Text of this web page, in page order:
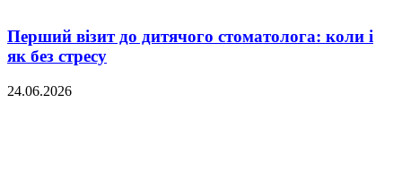
Перший візит до дитячого стоматолога: коли і
як без стресу
24.06.2026